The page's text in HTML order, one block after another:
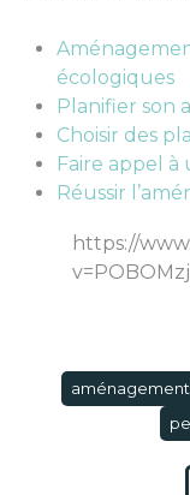
écologiques
Planifier son
Choisir des
Faire appel à
Réussir
https://